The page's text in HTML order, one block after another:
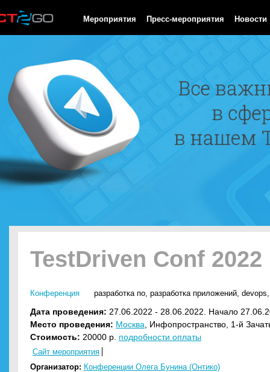
Мероприятия Пресс-мероприятия Новости
TestDriven Conf 2022
Конференция разработка по, разработка приложений, devops
Дата проведения: 27.06.2022 - 28.06.2022. Начало
Место проведения: Москва , Инфопространство, 1-й
Стоимость: 20000 р. подробности оплаты
Сайт мероприятия
Организатор: Конференции Олега Бунина (Онтико)